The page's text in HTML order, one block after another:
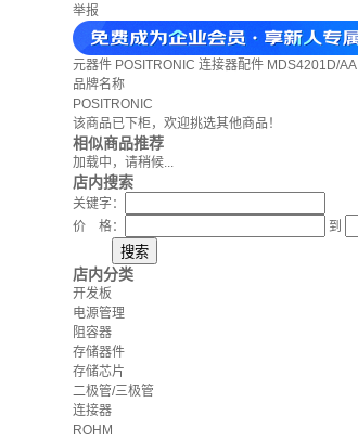
举报
元器件 POSITRONIC 连接器配件 MDS4201D/AA
品牌名称
POSITRONIC
该商品已下柜，欢迎挑选其他商品！
相似商品推荐
加载中，请稍候...
店内搜索
关键字：
价 格：
到
店内分类
开发板
电源管理
阻容器
存储器件
存储芯片
二极管/三极管
连接器
ROHM